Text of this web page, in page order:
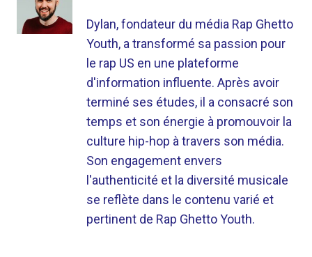
Dylan, fondateur du média Rap Ghetto
Youth, a transformé sa passion pour
le rap US en une plateforme
d'information influente. Après avoir
terminé ses études, il a consacré son
temps et son énergie à promouvoir la
culture hip-hop à travers son média.
Son engagement envers
l'authenticité et la diversité musicale
se reflète dans le contenu varié et
pertinent de Rap Ghetto Youth.